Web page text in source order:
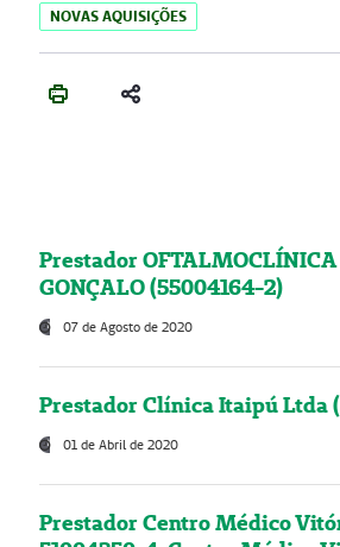
NOVAS AQUISIÇÕES
Prestador OFTALMOCLÍNICA
GONÇALO (55004164-2)
07 de Agosto de 2020
Prestador Clínica Itaipú Ltda
01 de Abril de 2020
Prestador Centro Médico